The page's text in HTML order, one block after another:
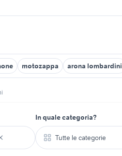
motozappa arona lombardini
In quale categoria?
Tutte le categorie